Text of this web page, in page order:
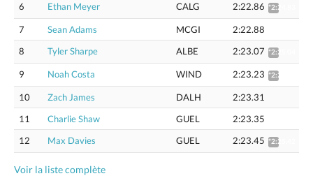
6 Ethan Meyer CALG 2:22.86 *2:24.83
7 Sean Adams MCGI
2:22.88
8
Tyler Sharpe ALBE 2:23.07 *2:25.04
9 Noah Costa WIND 2:23.23 *2:25.20
10 Zach James DALH
2:23.31
11
Charlie Shaw GUEL
2:23.35
12
Max Davies GUEL 2:23.45 *2:25.42
Voir la liste complète